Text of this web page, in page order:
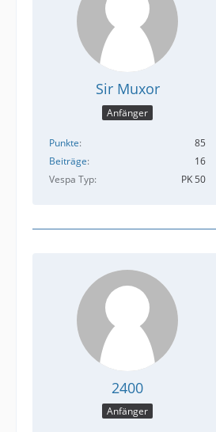
Sir Muxor
Anfänger
Punkte
85
Beiträge
16
Vespa Typ
PK 50
2400
Anfänger